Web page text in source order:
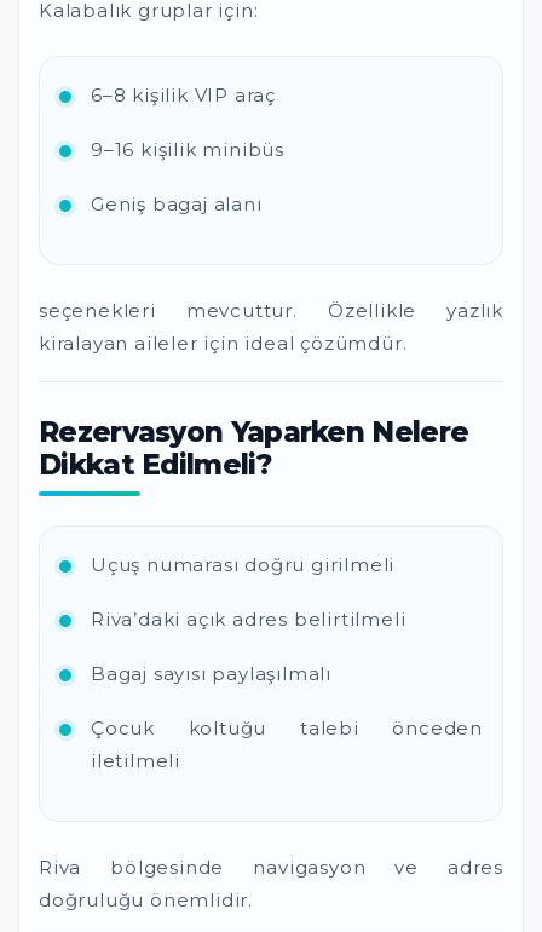
Kalabalık gruplar için:
6–8 kişilik VIP araç
9–16 kişilik minibüs
Geniş bagaj alanı
seçenekleri mevcuttur. Özellikle yazlık
kiralayan aileler için ideal çözümdür.
Rezervasyon Yaparken Nelere
Dikkat Edilmeli?
Uçuş numarası doğru girilmeli
Riva’daki açık adres belirtilmeli
Bagaj sayısı paylaşılmalı
Çocuk koltuğu talebi önceden
iletilmeli
Riva bölgesinde navigasyon ve adres
doğruluğu önemlidir.